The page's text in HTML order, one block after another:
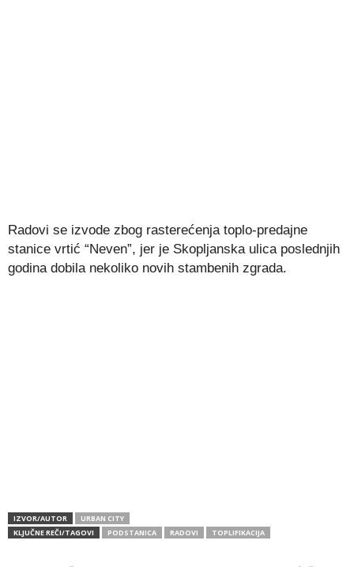
Radovi se izvode zbog rasterećenja toplo-predajne
stanice vrtić “Neven”, jer je Skopljanska ulica poslednjih
godina dobila nekoliko novih stambenih zgrada.
IZVOR/AUTOR
URBAN CITY
KLJUČNE REČI/TAGOVI
PODSTANICA RADOVI TOPLIFIKACIJA